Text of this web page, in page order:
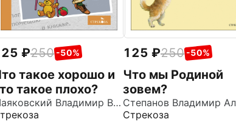
250 -50%
такое хорошо и
такое плохо?
Маяковский Владимир Владимирович
125 250 -50%
Что мы Родиной
зовем?
Стрекоза